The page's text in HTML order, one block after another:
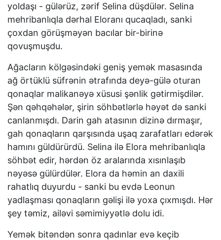
yoldaşı - gülərüz, zərif Selina düşdülər. Selina
mehribanlıqla dərhal Eloranı qucaqladı, sanki
çoxdan görüşməyən bacılar bir-birinə
qovuşmuşdu.
Ağacların kölgəsindəki geniş yemək masasında
ağ örtüklü süfrənin ətrafında deyə-gülə oturan
qonaqlar malikanəyə xüsusi şənlik gətirmişdilər.
Şən qəhqəhələr, şirin söhbətlərlə həyət də sanki
canlanmışdı. Darin gah atasının dizinə dırmaşır,
gah qonaqların qarşısında uşaq zarafatları edərək
hamını güldürürdü. Selina ilə Elora mehribanlıqla
söhbət edir, hərdən öz aralarında xısınlaşıb
nəyəsə gülürdülər. Elora da həmin an daxili
rahatlıq duyurdu - sanki bu evdə Leonun
yadlaşması qonaqların gəlişi ilə yoxa çıxmışdı. Hər
şey təmiz, ailəvi səmimiyyətlə dolu idi.
Yemək bitəndən sonra qadınlar evə keçib